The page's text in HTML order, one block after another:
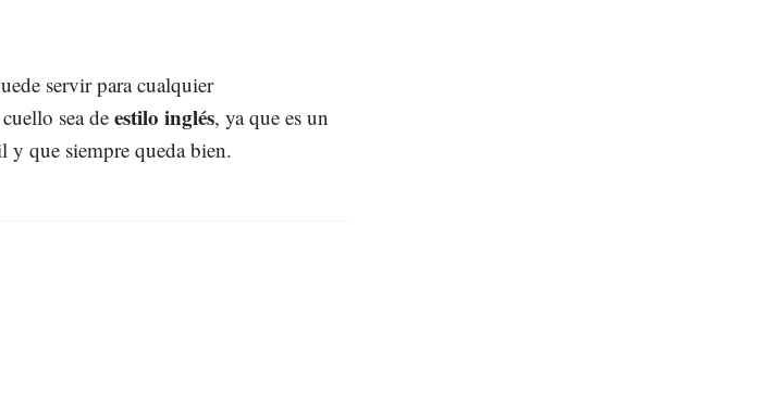
servir para cualquier
sea de estilo inglés, ya que es un
y que siempre queda bien.